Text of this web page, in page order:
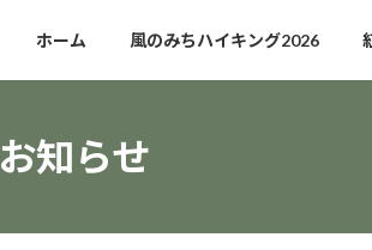
ホーム 風のみちハイキング2026
お知らせ